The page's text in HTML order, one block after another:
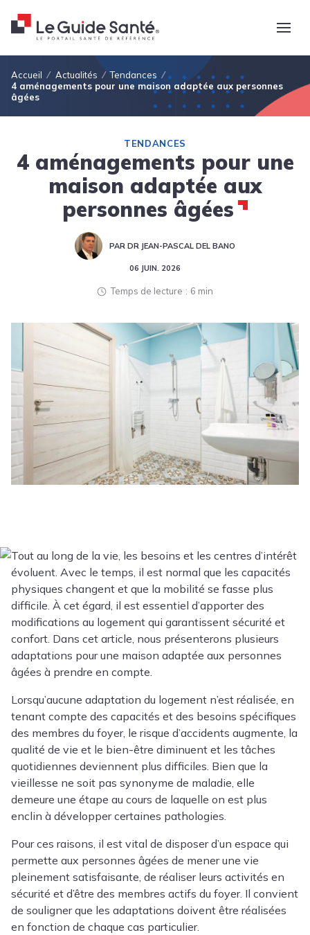
Fil d'Ariane
Accueil Actualités
Tendances
4 aménagements pour une maison adaptée aux personnes
âgées
TENDANCES
4 aménagements pour une
maison adaptée aux
personnes âgées
PAR DR JEAN-PASCAL DEL BANO
06 JUIN. 2026
Temps de lecture 6 min
Tout au long de la vie, les besoins et les centres d’intérêt
évoluent. Avec le temps, il est normal que les capacités
physiques changent et que la mobilité se fasse plus
difficile. À cet égard, il est essentiel d’apporter des
modifications au logement qui garantissent sécurité et
confort. Dans cet article, nous présenterons plusieurs
adaptations pour une maison adaptée aux personnes
âgées à prendre en compte.
Lorsqu’aucune adaptation du logement n’est réalisée, en
tenant compte des capacités et des besoins spécifiques
des membres du foyer, le risque d’accidents augmente, la
qualité de vie et le bien-être diminuent et les tâches
quotidiennes deviennent plus difficiles. Bien que la
vieillesse ne soit pas synonyme de maladie, elle
demeure une étape au cours de laquelle on est plus
enclin à développer certaines pathologies.
Pour ces raisons, il est vital de disposer d’un espace qui
permette aux personnes âgées de mener une vie
pleinement satisfaisante, de réaliser leurs activités en
sécurité et d’être des membres actifs du foyer. Il convient
de souligner que les adaptations doivent être réalisées
en fonction de chaque cas particulier.